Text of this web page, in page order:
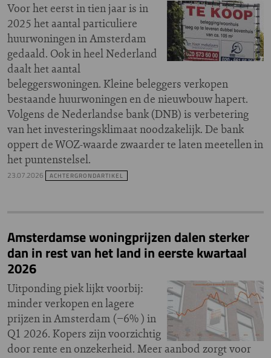
Voor het eerst in tien jaar is in
2025 het aantal particuliere
huurwoningen in Amsterdam
gedaald. Ook in heel Nederland
daalt het aantal
beleggerswoningen. Kleine beleggers verkopen
bestaande huurwoningen en de nieuwbouw hapert.
Volgens de Nederlandse bank (DNB) is verbetering
van het investeringsklimaat noodzakelijk. De bank
oppert de WOZ-waarde zwaarder te laten meetellen in
het puntenstelsel.
23.07.2026 ACHTERGRONDARTIKEL
Amsterdamse woningprijzen dalen sterker
dan in rest van het land in eerste kwartaal
2026
Uitponding piek lijkt voorbij:
minder verkopen en lagere
prijzen in Amsterdam (−6% ) in
Q1 2026. Kopers zijn voorzichtig
door rente en onzekerheid. Meer aanbod zorgt voor